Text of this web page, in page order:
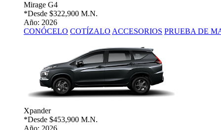
Mirage G4
*Desde $322,900 M.N.
Año: 2026
CONÓCELO COTÍZALO ACCESORIOS PRUEBA DE
Xpander
*Desde $453,900 M.N.